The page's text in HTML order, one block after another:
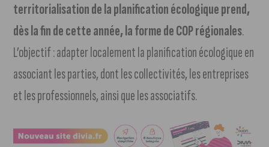
territorialisation de la planification écologique prend,
dès la fin de cette année, la forme de COP régionales.
L’objectif : adapter localement la planification écologique en
associant les parties, dont les collectivités, les entreprises
et les professionnels, ainsi que les associatifs.